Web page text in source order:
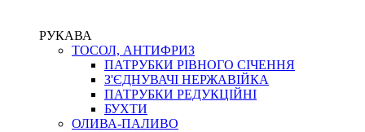
РУКАВА
ТОСОЛ, АНТИФРИЗ
ПАТРУБКИ РІВНОГО СІЧЕННЯ
З'ЄДНУВАЧІ НЕРЖАВІЙКА
ПАТРУБКИ РЕДУКЦІЙНІ
БУХТИ
ОЛИВА-ПАЛИВО